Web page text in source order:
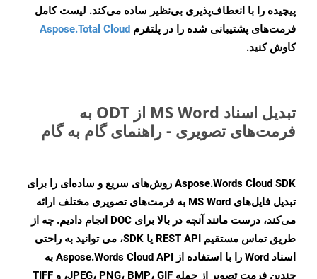
پیچیده را با انعطاف‌پذیری بی‌نظیر ساده می‌کند. لیست کامل
فرمت‌های پشتیبانی شده را در پلتفرم Aspose.Total Cloud
کاوش کنید.
تبدیل اسناد MS Word از ODT به
فرمت‌های تصویری - راهنمای گام به گام
Aspose.Words Cloud SDK روش‌های سریع و ساده‌ای را برای
تبدیل فایل‌های MS Word به فرمت‌های تصویری مختلف ارائه
می‌کند، درست مانند آنچه در بالا برای DOC انجام دادیم. چه از
طریق تماس مستقیم REST API یا SDK، می توانید به راحتی
اسناد Word را با استفاده از Aspose.Words Cloud API به
چندین فرمت تصویر از جمله JPEG، PNG، BMP، GIF، و TIFF